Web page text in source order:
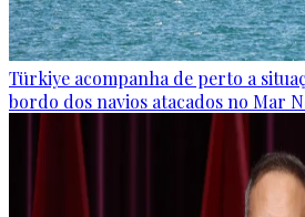
Türkiye acompanha de perto a
bordo dos navios atacados no Mar